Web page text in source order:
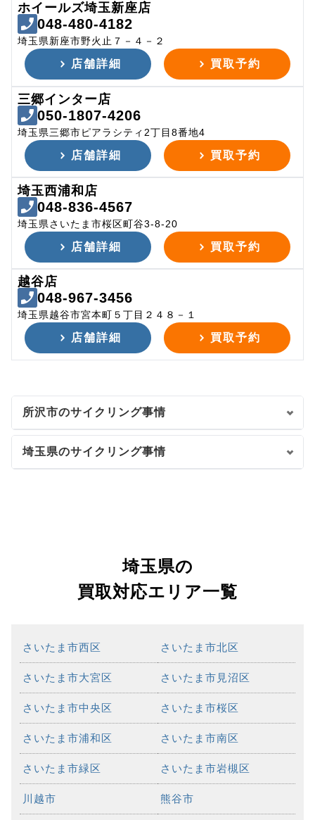
ホイールズ埼玉新座店
048-480-4182
埼玉県新座市野火止７－４－２
店舗詳細 買取予約
三郷インター店
050-1807-4206
埼玉県三郷市ピアラシティ2丁目8番地4
店舗詳細 買取予約
埼玉西浦和店
048-836-4567
埼玉県さいたま市桜区町谷3-8-20
店舗詳細 買取予約
越谷店
048-967-3456
埼玉県越谷市宮本町５丁目２４８－１
店舗詳細 買取予約
所沢市のサイクリング事情
埼玉県のサイクリング事情
埼玉県の
買取対応エリア一覧
さいたま市西区 さいたま市北区
さいたま市大宮区 さいたま市見沼区
さいたま市中央区 さいたま市桜区
さいたま市浦和区 さいたま市南区
さいたま市緑区 さいたま市岩槻区
川越市 熊谷市